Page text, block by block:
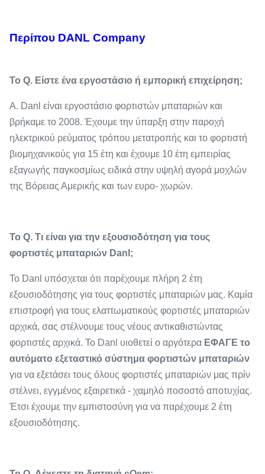
Περίπου DANL Company
Το Q. Είστε ένα εργοστάσιο ή εμπορική επιχείρηση;
Α. Danl είναι εργοστάσιο φορτιστών μπαταριών και
βρήκαμε το 2008. Έχουμε την ύπαρξη στην παροχή
ηλεκτρικού ρεύματος τρόπου μετατροπής και το φορτιστή
βιομηχανικούς για 15 έτη και έχουμε 10 έτη εμπειρίας
εξαγωγής παγκοσμίως ειδικά στην υψηλή αγορά μοχλών
της Βόρειας Αμερικής και των ευρο- χωρών.
Το Q. Τι είναι για την εξουσιοδότηση για τους
φορτιστές μπαταριών Danl;
Το Danl υπόσχεται ότι παρέχουμε πλήρη 2 έτη
εξουσιοδότησης για τους φορτιστές μπαταριών μας. Καμία
επιστροφή για τους ελαττωματικούς φορτιστές μπαταριών
αρχικά, σας στέλνουμε τους νέους αντικαθιστώντας
φορτιστές αρχικά. Το Danl υιοθετεί ο αργότερα ΕΦΑΓΕ το
αυτόματο εξεταστικό σύστημα φορτιστών μπαταριών
για να εξετάσει τους όλους φορτιστές μπαταριών μας πρίν
στέλνει, εγγμένος εξαιρετικά - χαμηλό ποσοστό αποτυχίας.
Έτσι έχουμε την εμπιστοσύνη για να παρέχουμε 2 έτη
εξουσιοδότησης.